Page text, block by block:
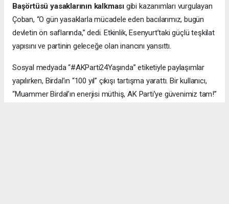
Başörtüsü yasaklarının kalkması gibi kazanımları vurgulayan
Çoban, “O gün yasaklarla mücadele eden bacılarımız, bugün
devletin ön saflarında,” dedi. Etkinlik, Esenyurt’taki güçlü teşkilat
yapısını ve partinin geleceğe olan inancını yansıttı.
Sosyal medyada “#AKParti24Yaşında” etiketiyle paylaşımlar
yapılırken, Birdal’ın “100 yıl” çıkışı tartışma yarattı. Bir kullanıcı,
“Muammer Birdal’ın enerjisi müthiş, AK Parti’ye güvenimiz tam!”